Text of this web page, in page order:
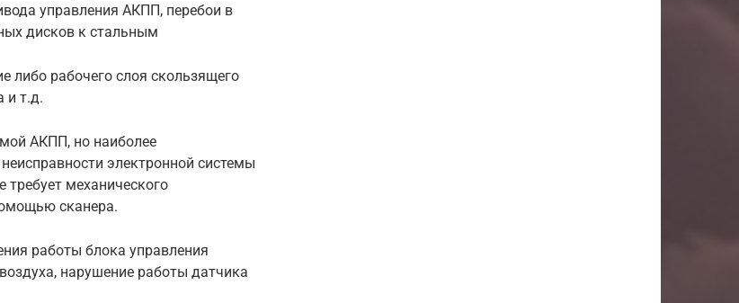
управления АКПП, перебои в
дисков к стальным
рабочего слоя скользящего
и т.д.
АКПП, но наиболее
электронной системы
требует механического
сканера.
работы блока управления
нарушение работы датчика